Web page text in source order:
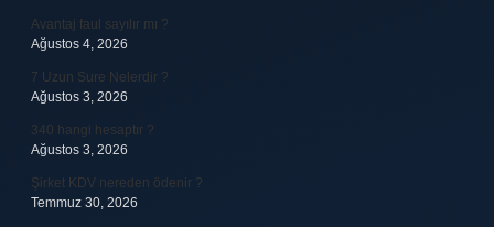
Avantaj faul sayılır mı ?
Ağustos 4, 2026
7 Uzun Sure Nelerdir ?
Ağustos 3, 2026
340 hangi hesaptır ?
Ağustos 3, 2026
Şirket KDV nereden ödenir ?
Temmuz 30, 2026